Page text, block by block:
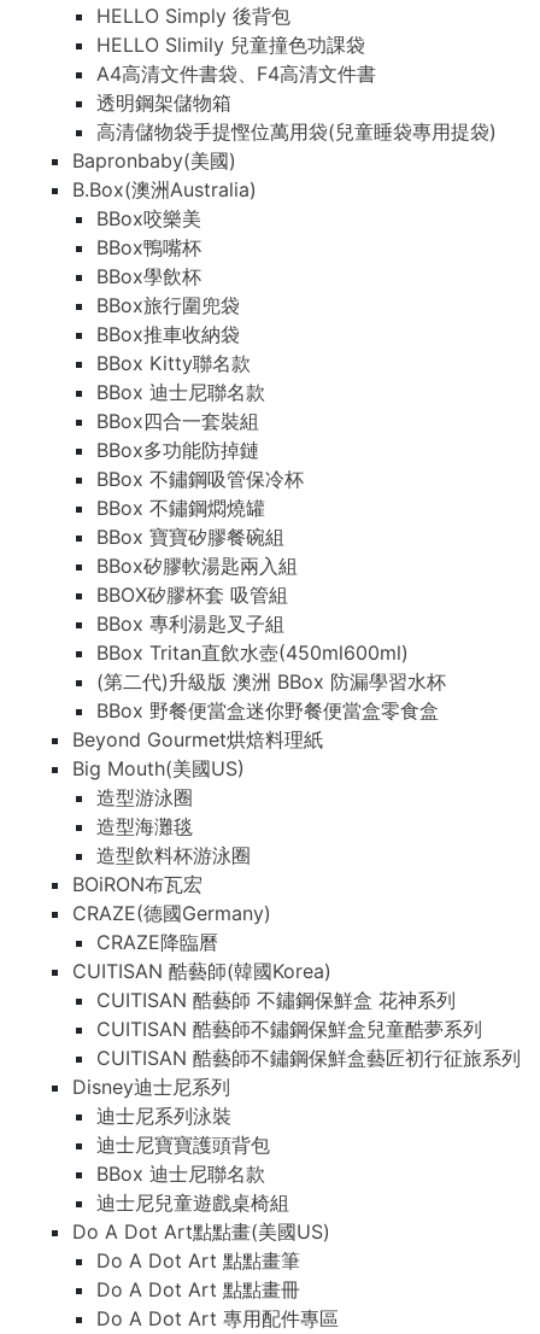
HELLO Simply 後背包
HELLO Slimily 兒童撞色功課袋
A4高清文件書袋、F4高清文件書
透明鋼架儲物箱
高清儲物袋手提慳位萬用袋(兒童睡袋專用提袋)
Bapronbaby(美國)
B.Box(澳洲Australia)
BBox咬樂美
BBox鴨嘴杯
BBox學飲杯
BBox旅行圍兜袋
BBox推車收納袋
BBox Kitty聯名款
BBox 迪士尼聯名款
BBox四合一套裝組
BBox多功能防掉鏈
BBox 不鏽鋼吸管保冷杯
BBox 不鏽鋼燜燒罐
BBox 寶寶矽膠餐碗組
BBox矽膠軟湯匙兩入組
BBOX矽膠杯套 吸管組
BBox 專利湯匙叉子組
BBox Tritan直飲水壺(450ml600ml)
(第二代)升級版 澳洲 BBox 防漏學習水杯
BBox 野餐便當盒迷你野餐便當盒零食盒
Beyond Gourmet烘焙料理紙
Big Mouth(美國US)
造型游泳圈
造型海灘毯
造型飲料杯游泳圈
BOiRON布瓦宏
CRAZE(德國Germany)
CRAZE降臨曆
CUITISAN 酷藝師(韓國Korea)
CUITISAN 酷藝師 不鏽鋼保鮮盒 花神系列
CUITISAN 酷藝師不鏽鋼保鮮盒兒童酷夢系列
CUITISAN 酷藝師不鏽鋼保鮮盒藝匠初行征旅系列
Disney迪士尼系列
迪士尼系列泳裝
迪士尼寶寶護頭背包
BBox 迪士尼聯名款
迪士尼兒童遊戲桌椅組
Do A Dot Art點點畫(美國US)
Do A Dot Art 點點畫筆
Do A Dot Art 點點畫冊
Do A Dot Art 專用配件專區